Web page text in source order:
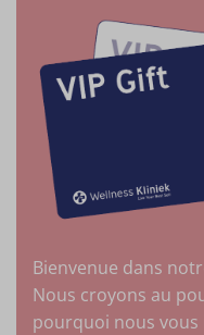
Bienvenue dans
Nous croyons au
pourquoi nous